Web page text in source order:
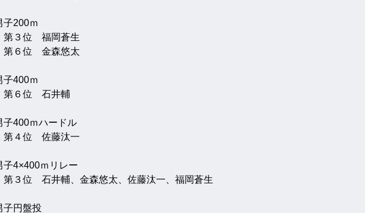
子200ｍ
３位　福岡蒼生
６位　金森悠太
子400ｍ
６位　石井輔
子400ｍハードル
４位　佐藤汰一
子4×400ｍリレー
３位　石井輔、金森悠太、佐藤汰一、福岡蒼生
子円盤投